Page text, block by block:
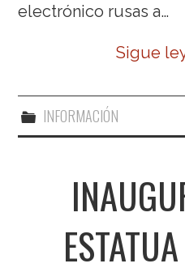
electrónico rusas a…
Sigue
INFORMACIÓN